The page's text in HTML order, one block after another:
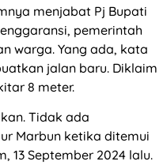
menjabat Pj Bupati
pemerintah
warga. Yang ada, kata
jalan baru. Diklaim
8 meter.
Tidak ada
Marbun ketika ditemui
13 September 2024 lalu.